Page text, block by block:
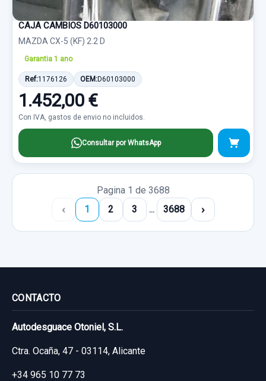
CAJA CAMBIOS D60103000
MAZDA CX-5 (KF) 2.2 D
Garantia 1 ano
Ref:1176126 OEM:D60103000
1.452,00 €
Con IVA, gastos de envio no incluidos.
Consultar por WhatsApp
Pagina 1 de 3688
‹ 1 2 3 ... 3688 ›
CONTACTO
Autodesguace Otoniel, S.L.
Ctra. Ocaña, 47 - 03114, Alicante
+34 965 10 77 73